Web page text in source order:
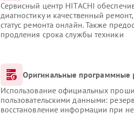
Сервисный центр HITACHI
диагностику и качественный
статус ремонта онлайн. Также
продления срока службы техники
Оригинальные программные
Использование официальных
пользовательскими данными:
восстановление информации при